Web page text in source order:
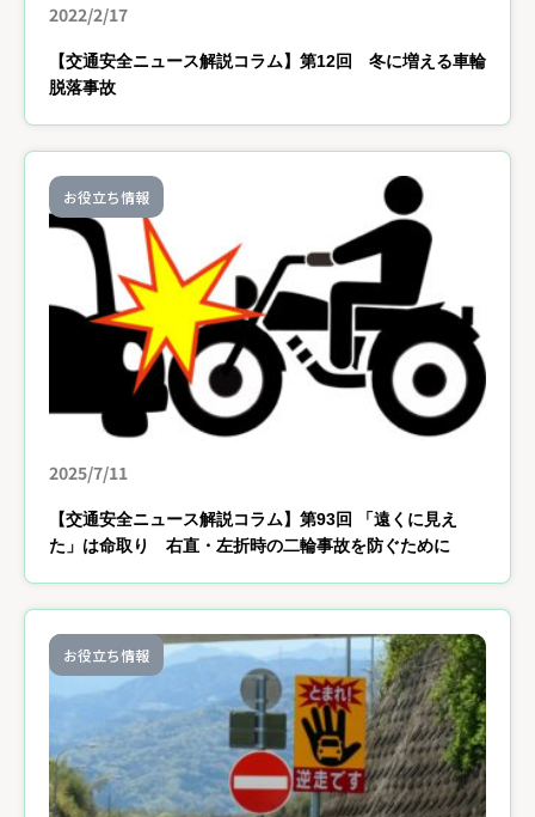
2022/2/17
【交通安全ニュース解説コラム】第12回 冬に増える車輪
脱落事故
お役立ち情報
2025/7/11
【交通安全ニュース解説コラム】第93回 「遠くに見え
た」は命取り 右直・左折時の二輪事故を防ぐために
お役立ち情報